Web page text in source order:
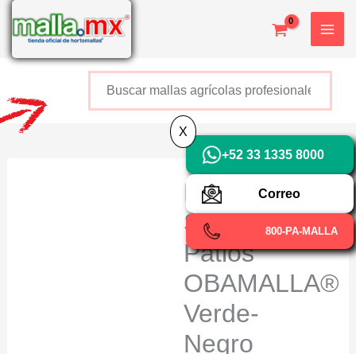
contenido
Malla
Sombra En
Patios
OBAMALLA®
Verde-
Negro
X
+52 800 726 2552
+52 33 1335 8000
Correo
800-PA-MALLA
X